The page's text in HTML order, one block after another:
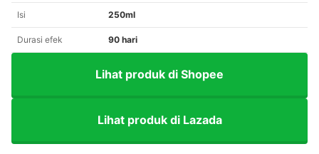
Isi 250ml
Durasi efek 90 hari
Lihat produk di Shopee
Lihat produk di Lazada